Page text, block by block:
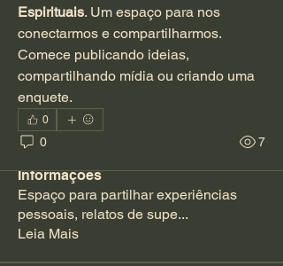
Espirituais. Um espaço para nos
conectarmos e compartilharmos.
Comece publicando ideias,
compartilhando mídia ou criando uma
enquete.
0
0 7
Informações
Espaço para partilhar experiências
pessoais, relatos de supe...
Leia Mais